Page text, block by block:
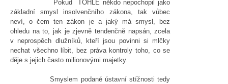
Pokud TOHLE někdo nepochopil jako
základní smysl insolvenčního zákona, tak vůbec
neví, o čem ten zákon je a jaký má smysl, bez
ohledu na to, jak je zjevně tendenčně napsán, zcela
v neprospěch dlužníků, kteří jsou povinni si mlčky
nechat všechno líbit, bez práva kontroly toho, co se
děje s jejich často milionovými majetky.
Smyslem podané ústavní stížnosti tedy